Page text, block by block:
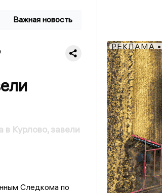
Важная новость
Курлово, завели
Следкома по
РЕКЛАМА •